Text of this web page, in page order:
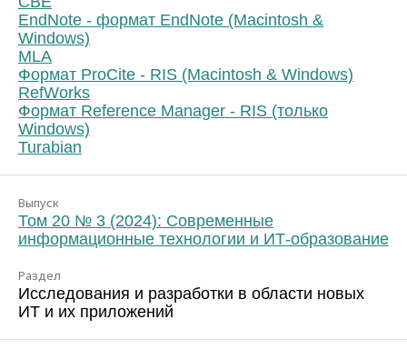
EndNote - формат EndNote (Macintosh &
Windows)
MLA
Формат ProCite - RIS (Macintosh & Windows)
RefWorks
Формат Reference Manager - RIS (только
Windows)
Turabian
Выпуск
Том 20 № 3 (2024): Современные
информационные технологии и ИТ-образование
Раздел
Исследования и разработки в области новых
ИТ и их приложений